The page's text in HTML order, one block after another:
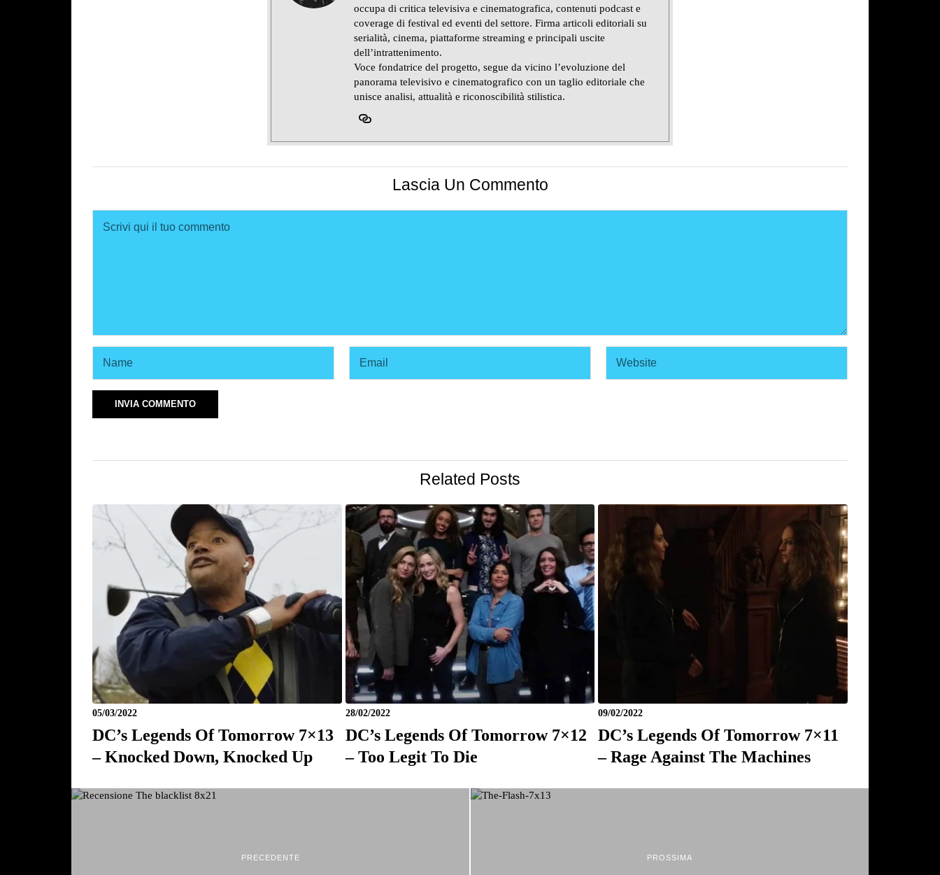
occupa di critica televisiva e cinematografica, contenuti podcast e
coverage di festival ed eventi del settore. Firma articoli editoriali su
serialità, cinema, piattaforme streaming e principali uscite
dell’intrattenimento.
Voce fondatrice del progetto, segue da vicino l’evoluzione del
panorama televisivo e cinematografico con un taglio editoriale che
unisce analisi, attualità e riconoscibilità stilistica.
Lascia Un Commento
Related Posts
05/03/2022
DC’s Legends Of Tomorrow 7×13
– Knocked Down, Knocked Up
28/02/2022
DC’s Legends Of Tomorrow 7×12
– Too Legit To Die
09/02/2022
DC’s Legends Of Tomorrow 7×11
– Rage Against The Machines
PRECEDENTE PROSSIMA